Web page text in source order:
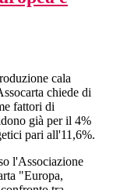
cala
chiede di
fattori di
già per il 4%
pari all'11,6%.
l'Associazione
"Europa,